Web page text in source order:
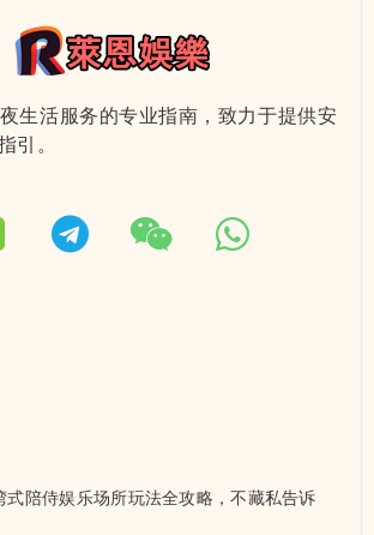
生活服务的专业指南，致力于提供安
引。
陪侍娱乐场所玩法全攻略，不藏私告诉